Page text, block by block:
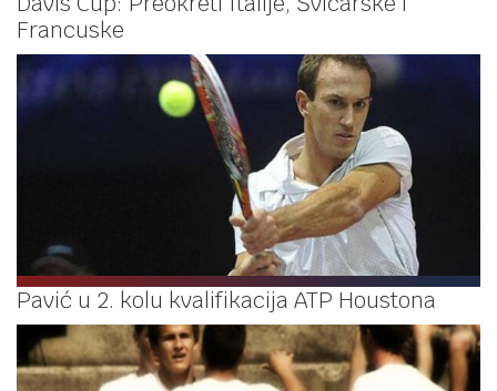
Francuske
Pavić u 2. kolu kvalifikacija ATP Houstona